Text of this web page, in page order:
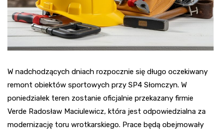
W nadchodzących dniach rozpocznie się długo oczekiwany
remont obiektów sportowych przy SP4 Słomczyn. W
poniedziałek teren zostanie oficjalnie przekazany firmie
Verde Radosław Maciulewicz, która jest odpowiedzialna za
modernizację toru wrotkarskiego. Prace będą obejmowały